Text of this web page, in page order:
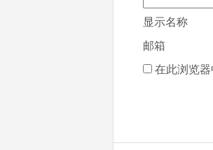
显示名称
邮箱
在此浏览